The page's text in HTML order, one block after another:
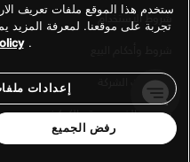
شروط الاستخدام
معلومات الشركة
سياسة الخصوصية والكوكيز
ستخدم هذا الموقع ملفات تعريف
تجربة على موقعنا. لمعرفة المزيد
.
إعدادات
رفض الجميع